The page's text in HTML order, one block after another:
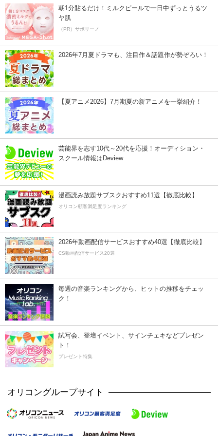
朝1分貼るだけ！ミルクピールで一日中ずっとうるツ
ヤ肌
（PR）サボリーノ
2026年7月夏ドラマも、注目作＆話題作が勢ぞろい！
【夏アニメ2026】7月期夏の新アニメを一挙紹介！
芸能界を志す10代～20代を応援！オーディション・
スクール情報はDeview
漫画読み放題サブスクおすすめ11選【徹底比較】
オリコン顧客満足度ランキング
2026年動画配信サービスおすすめ40選【徹底比較】
CS動画配信サービス20選
毎週の音楽ランキングから、ヒットの推移をチェッ
ク！
試写会、登壇イベント、サインチェキなどプレゼン
ト！
プレゼント特集
オリコングループサイト